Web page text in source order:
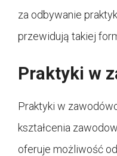
za odbywanie
przewidują takiej
Praktyki w
Praktyki w
kształcenia
oferuje możliwość